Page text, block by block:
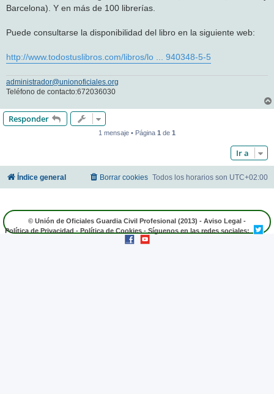
Barcelona). Y en más de 100 librerías.
Puede consultarse la disponibilidad del libro en la siguiente web:
http://www.todostuslibros.com/libros/lo ... 940348-5-5
administrador@unionoficiales.org
Teléfono de contacto:672036030
Responder
1 mensaje • Página 1 de 1
Ir a
Índice general Todos los horarios son UTC+02:00
Borrar cookies
© Unión de Oficiales Guardia Civil Profesional (2013) - Aviso Legal -
Política de Privacidad - Política de Cookies - Síguenos en las redes sociales: